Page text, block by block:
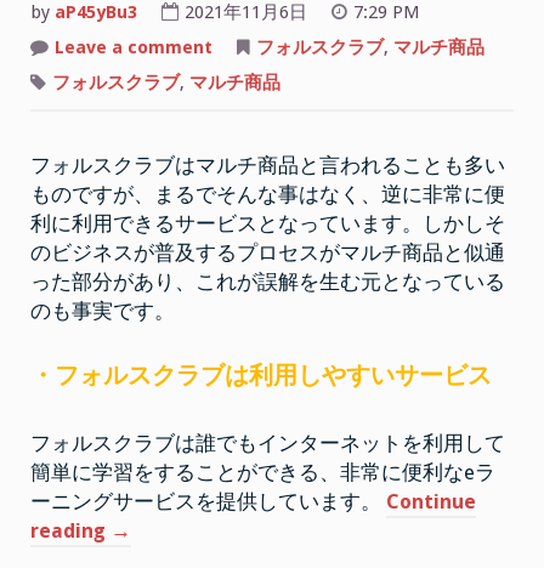
か”
by aP45yBu3 2021年11月6日
7:29 PM
Leave a comment
ォ
ル
ブ
は
マ
ル
チ
商
品
な
実
態
証
フォルスクラブ, マルチ商品
フォルスクラブ, マルチ商品
フォルスクラブはマルチ商品と言われることも多い
ものですが、まるでそんな事はなく、逆に非常に便
利に利用できるサービスとなっています。しかしそ
のビジネスが普及するプロセスがマルチ商品と似通
った部分があり、これが誤解を生む元となっている
のも事実です。
・フォルスクラブは利用しやすいサービス
フォルスクラブは誰でもインターネットを利用して
簡単に学習をすることができる、非常に便利なeラ
ーニングサービスを提供しています。 Continue
reading “フ
→